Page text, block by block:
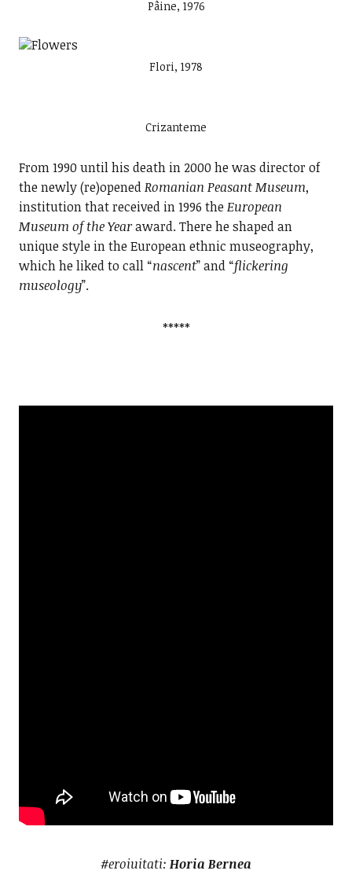
Pâine, 1976
Flori, 1978
Crizanteme
From 1990 until his death in 2000 he was director of
the newly (re)openedRomanian Peasant Museum,
institution that received in 1996 theEuropean
Museum of the Yearaward. There he shaped an
unique style in the European ethnic museography,
which he liked to call “nascent” and “flickering
museology”.
*****
#eroiuitati: Horia Bernea